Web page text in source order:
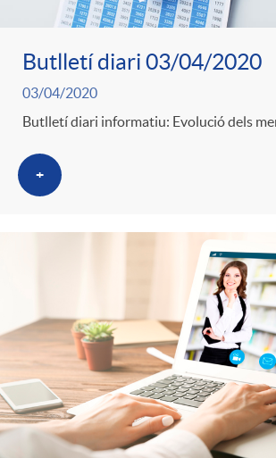
Butlletí diari 03/04/2020
03/04/2020
Butlletí diari informatiu: Evolució dels
+